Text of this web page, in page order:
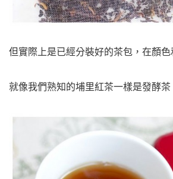
但實際上是已經分裝好的茶包，在顏色
就像我們熟知的埔里紅茶一樣是發酵茶